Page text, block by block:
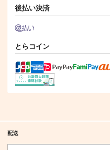
後払い決済
とらコイン
配送